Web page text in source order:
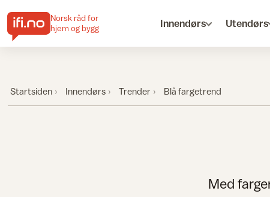
Norsk råd for
hjem og bygg
Innendørs Utendørs
Startsiden Innendørs Trender Blå fargetrend
Med